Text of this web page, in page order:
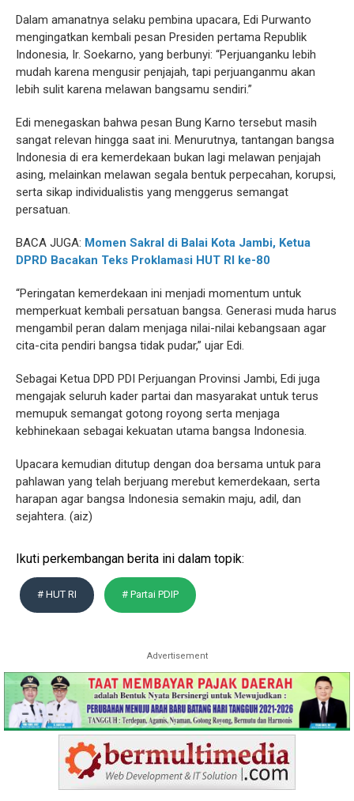
Dalam amanatnya selaku pembina upacara, Edi Purwanto
mengingatkan kembali pesan Presiden pertama Republik
Indonesia, Ir. Soekarno, yang berbunyi: “Perjuanganku lebih
mudah karena mengusir penjajah, tapi perjuanganmu akan
lebih sulit karena melawan bangsamu sendiri.”
Edi menegaskan bahwa pesan Bung Karno tersebut masih
sangat relevan hingga saat ini. Menurutnya, tantangan bangsa
Indonesia di era kemerdekaan bukan lagi melawan penjajah
asing, melainkan melawan segala bentuk perpecahan, korupsi,
serta sikap individualistis yang menggerus semangat
persatuan.
BACA JUGA: Momen Sakral di Balai Kota Jambi, Ketua
DPRD Bacakan Teks Proklamasi HUT RI ke-80
“Peringatan kemerdekaan ini menjadi momentum untuk
memperkuat kembali persatuan bangsa. Generasi muda harus
mengambil peran dalam menjaga nilai-nilai kebangsaan agar
cita-cita pendiri bangsa tidak pudar,” ujar Edi.
Sebagai Ketua DPD PDI Perjuangan Provinsi Jambi, Edi juga
mengajak seluruh kader partai dan masyarakat untuk terus
memupuk semangat gotong royong serta menjaga
kebhinekaan sebagai kekuatan utama bangsa Indonesia.
Upacara kemudian ditutup dengan doa bersama untuk para
pahlawan yang telah berjuang merebut kemerdekaan, serta
harapan agar bangsa Indonesia semakin maju, adil, dan
sejahtera. (aiz)
Ikuti perkembangan berita ini dalam topik:
# HUT RI # Partai PDIP
Advertisement